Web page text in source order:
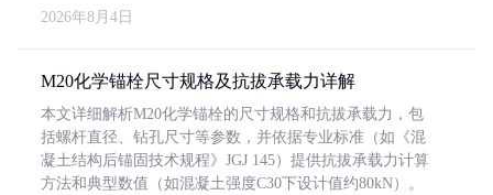
2026年8月4日
M20化学锚栓尺寸规格及抗拔承载力详解
本文详细解析M20化学锚栓的尺寸规格和抗拔承载力，包
括螺杆直径、钻孔尺寸等参数，并依据专业标准（如《混
凝土结构后锚固技术规程》JGJ 145）提供抗拔承载力计算
方法和典型数值（如混凝土强度C30下设计值约80kN）。